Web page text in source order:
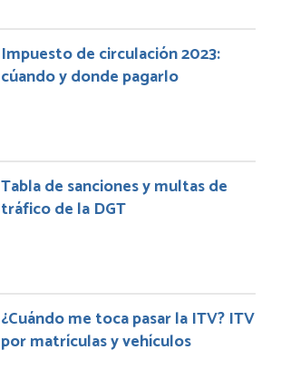
Impuesto de circulación 2023:
cúando y donde pagarlo
Tabla de sanciones y multas de
tráfico de la DGT
¿Cuándo me toca pasar la ITV? ITV
por matrículas y vehículos